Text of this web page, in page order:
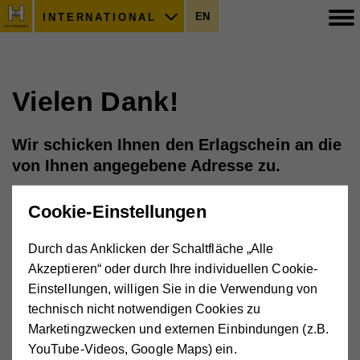
INTERNATIONAL EN
Vielen Dank!
Wir schicken Ihnen den Erlagschein an die
von Ihnen angegebene Adresse zu.
Gerda Huber-Zafarpour
Grünbergstraße 15/2/5, 1120 Wien
01 40 57 500-111
gerda.huber@hilfswerk-international.at
Das könnte Sie auch interessieren:
Cookie-Einstellungen
Durch das Anklicken der Schaltfläche „Alle
Akzeptieren“ oder durch Ihre individuellen Cookie-
Einstellungen, willigen Sie in die Verwendung von
technisch nicht notwendigen Cookies zu
Marketingzwecken und externen Einbindungen (z.B.
YouTube-Videos, Google Maps) ein.